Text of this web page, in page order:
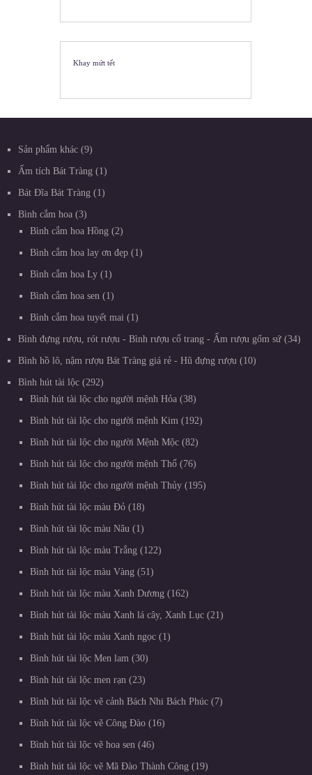
Khay mứt tết
Sản phẩm khác 9
Ấm tích Bát Tràng 1
Bát Đĩa Bát Tràng 1
Bình cắm hoa
3
Bình cắm hoa Hồng
2
Bình cắm hoa lay ơn đẹp 1
Bình cắm hoa Ly 1
Bình cắm hoa sen 1
Bình cắm hoa tuyết mai 1
Bình đựng rượu, rót rượu - Bình rượu cổ trang - Ấm rượu gốm sứ 34
Bình hồ lô, nậm rượu Bát Tràng giá rẻ - Hũ đựng rượu 10
Bình hút tài lộc
292
Bình hút tài lộc cho người mệnh Hỏa
38
Bình hút tài lộc cho người mệnh Kim 192
Bình hút tài lộc cho người Mệnh Mộc 82
Bình hút tài lộc cho người mệnh Thổ 76
Bình hút tài lộc cho người mệnh Thủy 195
Bình hút tài lộc màu Đỏ 18
Bình hút tài lộc màu Nâu 1
Bình hút tài lộc màu Trắng 122
Bình hút tài lộc màu Vàng 51
Bình hút tài lộc màu Xanh Dương 162
Bình hút tài lộc màu Xanh lá cây, Xanh Lục 21
Bình hút tài lộc màu Xanh ngọc 1
Bình hút tài lộc Men lam 30
Bình hút tài lộc men rạn 23
Bình hút tài lộc vẽ cảnh Bách Nhi Bách Phúc 7
Bình hút tài lộc vẽ Công Đào 16
Bình hút tài lộc vẽ hoa sen 46
Bình hút tài lộc vẽ Mã Đào Thành Công 19